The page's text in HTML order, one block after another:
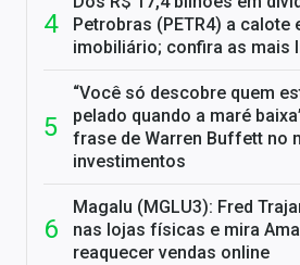
Petrobras (PETR4) a calote
imobiliário; confira as mais
“Você só descobre quem
pelado quando a maré
frase de Warren Buffett no
investimentos
Magalu (MGLU3): Fred
nas lojas físicas e mira
reaquecer vendas online